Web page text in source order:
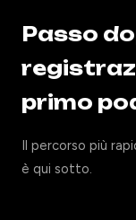
Passo
primo
Il percorso più
è qui sotto.